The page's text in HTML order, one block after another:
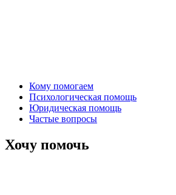
Кому помогаем
Психологическая помощь
Юридическая помощь
Частые вопросы
Хочу помочь